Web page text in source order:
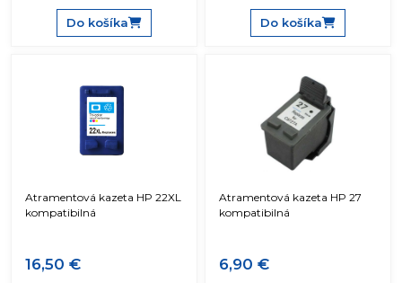
Do košíka Do košíka
Atramentová kazeta HP 22XL
kompatibilná
16,50 €
Atramentová kazeta HP 27
kompatibilná
6,90 €